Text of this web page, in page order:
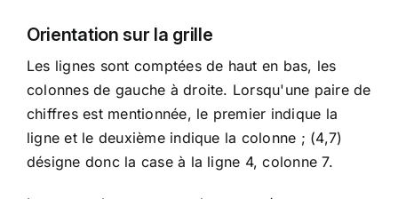
Orientation sur la grille
Les lignes sont comptées de haut en bas, les
colonnes de gauche à droite. Lorsqu'une paire de
chiffres est mentionnée, le premier indique la
ligne et le deuxième indique la colonne ; (4,7)
désigne donc la case à la ligne 4, colonne 7.